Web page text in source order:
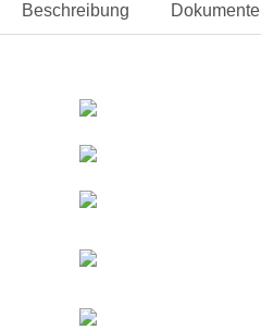
Beschreibung Dokumente